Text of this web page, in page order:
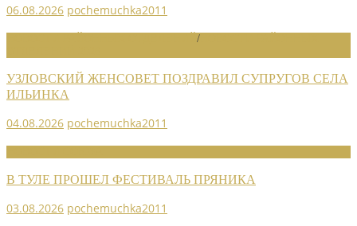
06.08.2026 pochemuchka2011
/
УЗЛОВСКИЙ ЖЕНСОВЕТ ПОЗДРАВИЛ СУПРУГОВ СЕЛА
ИЛЬИНКА
04.08.2026 pochemuchka2011
В ТУЛЕ ПРОШЕЛ ФЕСТИВАЛЬ ПРЯНИКА
03.08.2026 pochemuchka2011